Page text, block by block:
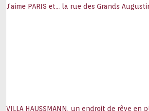
J’aime PARIS et… la rue des Grands
VILLA HAUSSMANN, un endroit de rêve en